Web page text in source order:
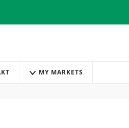
MY MARKETS